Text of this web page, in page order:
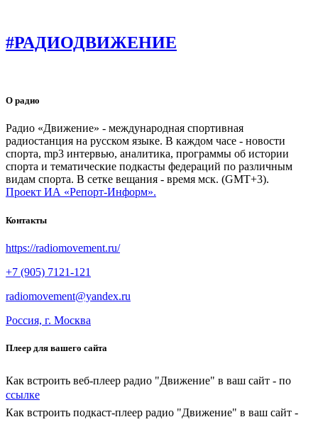
#РАДИОДВИЖЕНИЕ
О радио
Радио «Движение» - международная спортивная
радиостанция на русском языке. В каждом часе - новости
спорта, mp3 интервью, аналитика, программы об истории
спорта и тематические подкасты федераций по различным
видам спорта. В сетке вещания - время мск. (GMT+3).
Проект ИА «Репорт-Информ».
Контакты
https://radiomovement.ru/
+7 (905) 7121-121
radiomovement@yandex.ru
Россия, г. Москва
Плеер для вашего сайта
Как встроить веб-плеер радио "Движение" в ваш сайт - по
ссылке
Как встроить подкаст-плеер радио "Движение" в ваш сайт -